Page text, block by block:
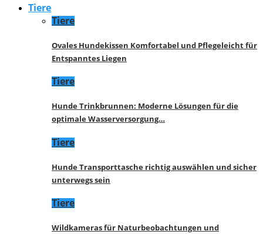
Tiere
Tiere
Ovales Hundekissen Komfortabel und Pflegeleicht für
Entspanntes Liegen
Tiere
Hunde Trinkbrunnen: Moderne Lösungen für die
optimale Wasserversorgung…
Tiere
Hunde Transporttasche richtig auswählen und sicher
unterwegs sein
Tiere
Wildkameras für Naturbeobachtungen und